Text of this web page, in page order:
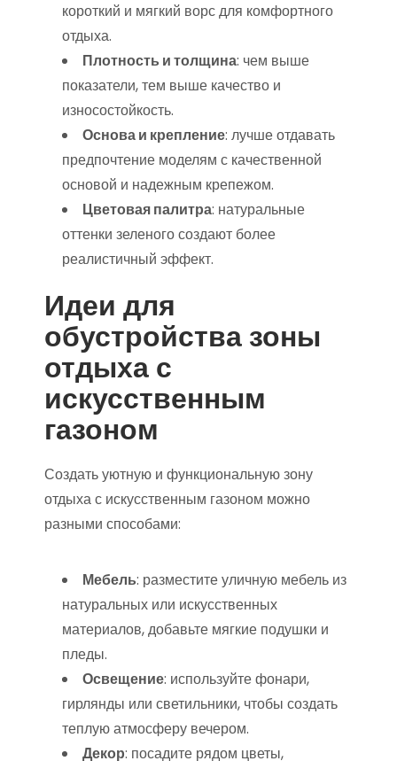
короткий и мягкий ворс для комфортного
отдыха.
Плотность и толщина: чем выше
показатели, тем выше качество и
износостойкость.
Основа и крепление: лучше отдавать
предпочтение моделям с качественной
основой и надежным крепежом.
Цветовая палитра: натуральные
оттенки зеленого создают более
реалистичный эффект.
Идеи для
обустройства зоны
отдыха с
искусственным
газоном
Создать уютную и функциональную зону
отдыха с искусственным газоном можно
разными способами:
Мебель: разместите уличную мебель из
натуральных или искусственных
материалов, добавьте мягкие подушки и
пледы.
Освещение: используйте фонари,
гирлянды или светильники, чтобы создать
теплую атмосферу вечером.
Декор: посадите рядом цветы,